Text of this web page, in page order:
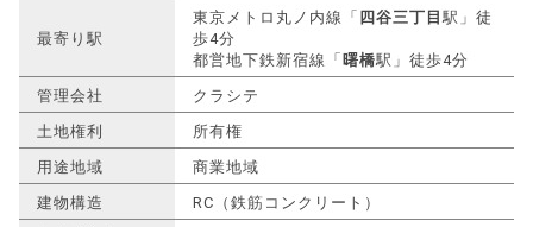
最寄り駅
東京メトロ丸ノ内線「 四谷三丁目 駅」徒
歩4分
都営地下鉄新宿線「曙橋駅」徒歩4分
管理会社
クラシテ
土地権利
所有権
用途地域
商業地域
建物構造
RC（鉄筋コンクリート）